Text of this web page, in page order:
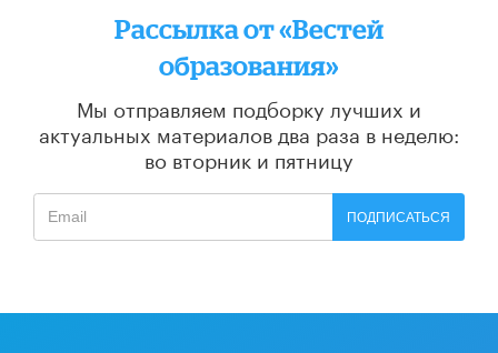
Рассылка от «Вестей
образования»
Мы отправляем подборку лучших и
актуальных материалов два раза в неделю:
во вторник и пятницу
ПОДПИСАТЬСЯ